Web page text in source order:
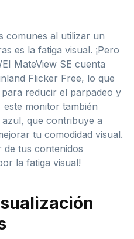
comunes al utilizar un
es la fatiga visual. ¡Pero
MateView SE cuenta
Flicker Free, lo que
reducir el parpadeo y
monitor también
que contribuye a
tu comodidad visual.
de tus contenidos
la fatiga visual!